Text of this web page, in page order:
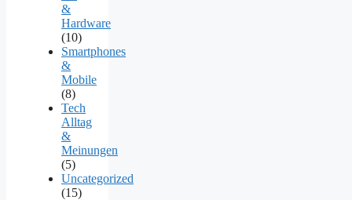
&
Hardware
(10)
Smartphones
&
Mobile
(8)
Tech
Alltag
&
Meinungen
(5)
Uncategorized
(15)